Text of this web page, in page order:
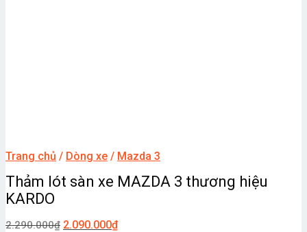
Trang chủ / Dòng xe / Mazda 3
Thảm lót sàn xe MAZDA 3 thương hiệu
KARDO
2.290.000₫ 2.090.000₫